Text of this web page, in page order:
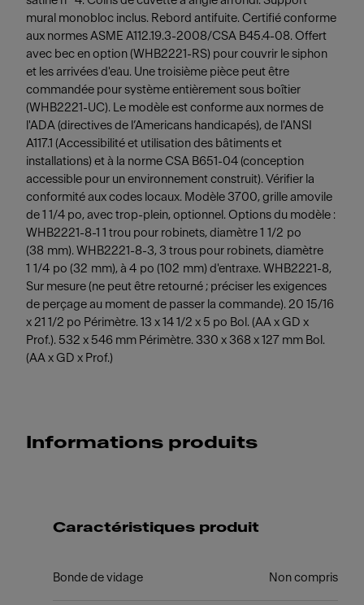
mural monobloc inclus. Rebord antifuite. Certifié conforme
aux normes ASME A112.19.3-2008/CSA B45.4-08. Offert
avec bec en option (WHB2221-RS) pour couvrir le siphon
et les arrivées d'eau. Une troisième pièce peut être
commandée pour système entièrement sous boîtier
(WHB2221-UC). Le modèle est conforme aux normes de
l'ADA (directives de l’Americans handicapés), de l'ANSI
A117.1 (Accessibilité et utilisation des bâtiments et
installations) et à la norme CSA B651-04 (conception
accessible pour un environnement construit). Vérifier la
conformité aux codes locaux. Modèle 3700, grille amovile
de 1 1/4 po, avec trop-plein, optionnel. Options du modèle :
WHB2221-8-1 1 trou pour robinets, diamètre 1 1/2 po
(38 mm). WHB2221-8-3, 3 trous pour robinets, diamètre
1 1/4 po (32 mm), à 4 po (102 mm) d'entraxe. WHB2221-8,
Sur mesure (ne peut être retourné ; préciser les exigences
de perçage au moment de passer la commande). 20 15/16
x 21 1/2 po Périmètre. 13 x 14 1/2 x 5 po Bol. (AA x GD x
Prof.). 532 x 546 mm Périmètre. 330 x 368 x 127 mm Bol.
(AA x GD x Prof.)
Informations produits
Caractéristiques produit
Bonde de vidage Non compris